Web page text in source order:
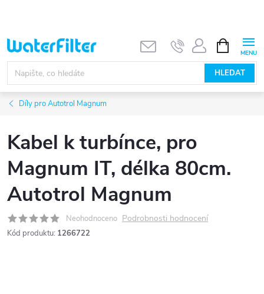
obsah
HLEDAT
NÁKUPNÍ
KOŠÍK
Díly pro Autotrol Magnum
Kabel k turbínce, pro
Magnum IT, délka 80cm.
Autotrol Magnum
Neohodnoceno Podrobnosti hodnocení
Kód produktu: 1266722